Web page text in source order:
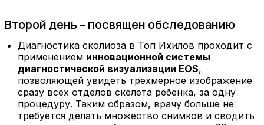
Второй день – посвящен обследованию
Диагностика сколиоза в Топ Ихилов проходит с
применением инновационной системы
диагностической визуализации EOS,
позволяющей увидеть трехмерное изображение
сразу всех отделов скелета ребенка, за одну
процедуру. Таким образом, врачу больше не
требуется делать множество снимков и сводить